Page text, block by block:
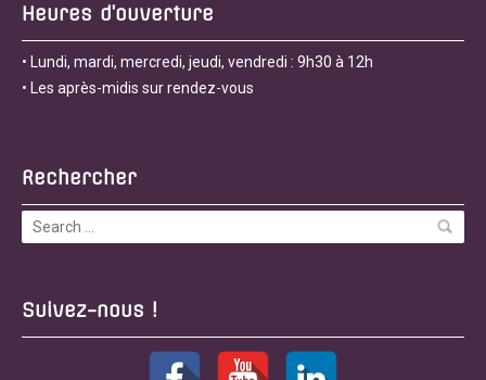
Heures d’ouverture
• Lundi, mardi, mercredi, jeudi, vendredi : 9h30 à 12h
• Les après-midis sur rendez-vous
Rechercher
Suivez-nous !